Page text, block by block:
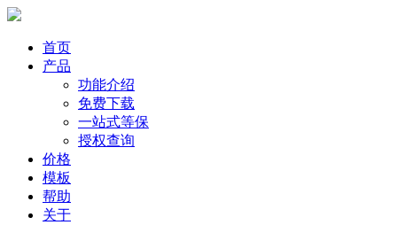
首页
产品
功能介绍
免费下载
一站式等保
授权查询
价格
模板
帮助
关于